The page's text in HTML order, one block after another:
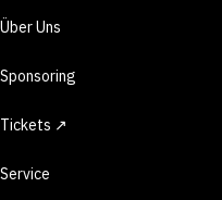
Über Uns
Sponsoring
Tickets ↗
Service